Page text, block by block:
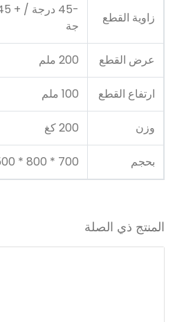
زاوية القطع
جة
عرض القطع 200 ملم
ارتفاع القطع 100 ملم
وزن 200 كغ
بحجم 700 * 800 * 1500 مم
المنتج ذي الصلة